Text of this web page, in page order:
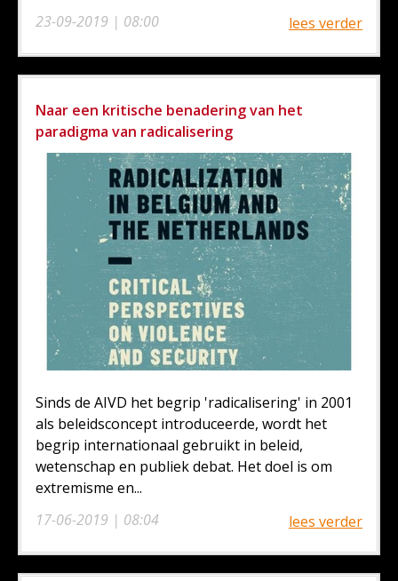
23-09-2019 | 08:00
lees verder
Naar een kritische benadering van het
paradigma van radicalisering
17-06-2019 | 08:04
Sinds de AIVD het begrip 'radicalisering' in 2001
als beleidsconcept introduceerde, wordt het
begrip internationaal gebruikt in beleid,
wetenschap en publiek debat. Het doel is om
extremisme en...
lees verder